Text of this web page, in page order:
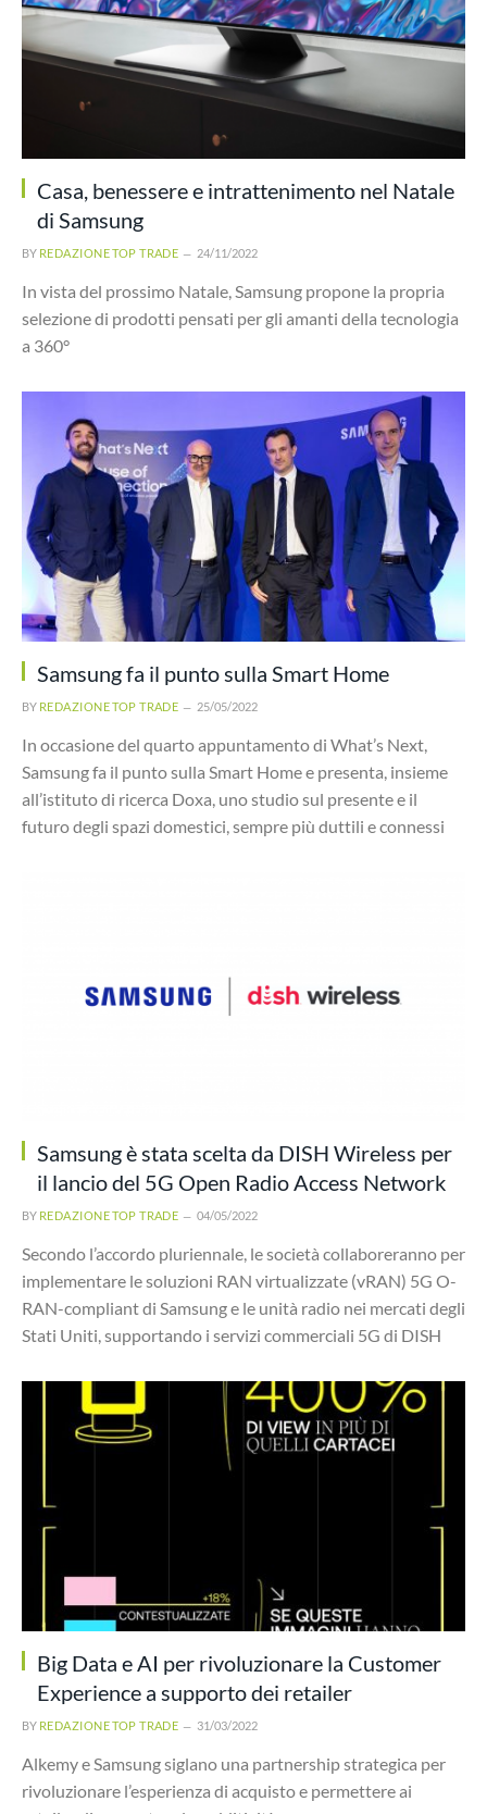
Casa, benessere e intrattenimento nel Natale
di Samsung
BY REDAZIONE TOP TRADE 24/11/2022
In vista del prossimo Natale, Samsung propone la propria
selezione di prodotti pensati per gli amanti della tecnologia
a 360°
Samsung fa il punto sulla Smart Home
BY REDAZIONE TOP TRADE 25/05/2022
In occasione del quarto appuntamento di What’s Next,
Samsung fa il punto sulla Smart Home e presenta, insieme
all’istituto di ricerca Doxa, uno studio sul presente e il
futuro degli spazi domestici, sempre più duttili e connessi
Samsung è stata scelta da DISH Wireless per
il lancio del 5G Open Radio Access Network
BY REDAZIONE TOP TRADE 04/05/2022
Secondo l’accordo pluriennale, le società collaboreranno per
implementare le soluzioni RAN virtualizzate (vRAN) 5G O-
RAN-compliant di Samsung e le unità radio nei mercati degli
Stati Uniti, supportando i servizi commerciali 5G di DISH
Big Data e AI per rivoluzionare la Customer
Experience a supporto dei retailer
BY REDAZIONE TOP TRADE 31/03/2022
Alkemy e Samsung siglano una partnership strategica per
rivoluzionare l’esperienza di acquisto e permettere ai